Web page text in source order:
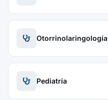
Otorrinolaringología
Pediatría